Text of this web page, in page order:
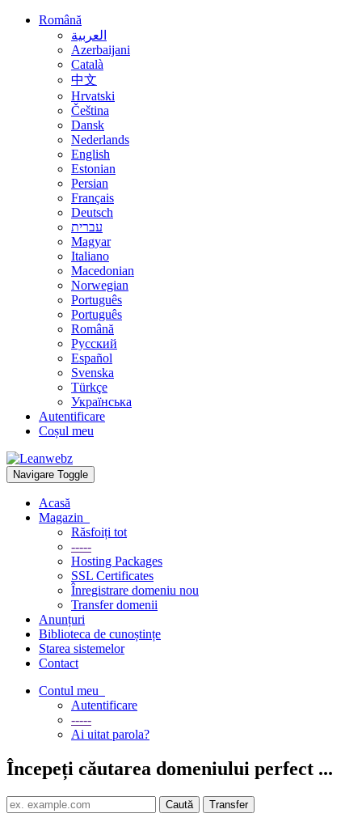
Română
العربية
Azerbaijani
Català
中文
Hrvatski
Čeština
Dansk
Nederlands
English
Estonian
Persian
Français
Deutsch
עברית
Magyar
Italiano
Macedonian
Norwegian
Português
Português
Română
Русский
Español
Svenska
Türkçe
Українська
Autentificare
Coșul meu
Navigare Toggle
Acasă
Magazin
Răsfoiți tot
-----
Hosting Packages
SSL Certificates
Înregistrare domeniu nou
Transfer domenii
Anunțuri
Biblioteca de cunoștințe
Starea sistemelor
Contact
Contul meu
Autentificare
-----
Ai uitat parola?
Începeți căutarea domeniului perfect ...